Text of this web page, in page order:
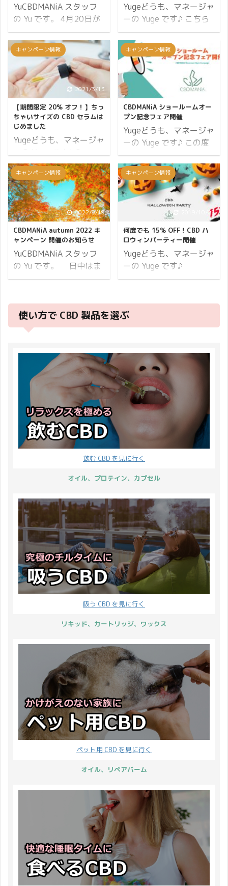
YuCBDMANiA スタッフ
の Yu です。 4月20日が
やってきました！ 420と
いうのは「マリファナ」
を指す言葉としてたびた
び使われますが、言葉の
正確な由来は不明です。
とはいえ、世界中で
National Weed Dayとし
て、麻のことをありがた
み、お祝いしながら皆で
麻と一緒に楽しむ1年に1
回のお祭りです♪ そこで
CBDMANiA でも
「HAPPY420 ~HEMPフ
ェス2022~」と銘打っ
て、採算度外視のキャン
ペーンを開催いたしま
す！ それでは詳細の説明
です。 開催期間 限定開
催 2022年4 ...
Yugeどうも、マネージャ
ーの Yuge です♪ こちら
はブラックフライデーの
特設ページになります。
メルマガや Twitter で発
信したイベント情報はこ
ちらでご確認ください。
ブラックフライデーとは
アメリカの祝日である感
謝祭（11月の第4木曜
日）の翌日金曜日のこ
と。アメリカの小売業界
で最大規模のセールとな
り、年末商戦の幕開けを
告げるイベント。多くの
企業や商店が大型商戦を
しかけ、黒字になるとい
う解釈からブラックフラ
イデー（Black Friday）
と呼ばれています。 対象
商品 CBDMANiA の全商
...
キャンペーン情報
2021/3/13
【期間限定 20% オフ！】ちっ
ちゃいサイズの CBD セラムは
じめました
Yugeどうも、マネージャ
からお試しサイズの CBD
セラム（肌用美容液）が
発売されました。 先日の
癒しフェアで女性からの
支持をもっとも集め、
Twitter でも話題になっ
た肌用 CBD コスメ大注
目の商品です。 期間限定
で何個でも 20% オフと
円での販売となります
が、本キャンペーンを利
用することで実質1,932
ます。 そういったわけ
で、この記事でお伝えし
たいことは下記 ...
キャンペーン情報
2019/10/10
CBDMANiA ショールームオー
プン記念フェア開催
Yugeどうも、マネージャ
ーの Yuge です♪ この度
CBDMANiA のショールー
ム完成に伴いまして、オ
ープン記念フェアを開催
いたします。 8% ポイン
トバック もれなく
organiCBD ノベルティ進
呈 最大4,000ポイント +
商品プレゼント 上記の通
りイベント盛りだくさん
の内容になっているので
お見逃しなく！ それでは
す。 イベント開催概要
開催期間 2019年10月7
日(月)11:00から10月15
催期間内での決済完了が
対象となります。 ※ ...
キャンペーン情報
2022/9/19
CBDMANiA autumn 2022 キ
ャンペーン 開催のお知らせ
YuCBDMANiA スタッフ
の Yu です。 日中はま
だまだ蒸し暑い日もあり
兆しが漂いますね。 季節
の移り変わり。皆様はい
かがお過ごしでしょう
快適に過ごすための準備
をお手伝いをさせてくだ
さい。 CBDMANiA
autumn 2022 キャンペ
ーン と銘打ちキャンペ
ーンを開催します。 ま
ず、開催期間からお伝え
していきます。 開催期間
43日間開催 2022年9月
19日(月)から2022年10
月31日(月)19:00まで。
が対象となり ...
キャンペーン情報
2019/10/25
何度でも 15% OFF！CBD ハ
ロウィンパーティー開催
Yugeどうも、マネージャ
ーの Yuge です♪
CBDMANiA では日頃のご
ハロウィンパーティー 」
と銘打ち、複数の特典が
受けられる特大キャンペ
キャンペーンの概要はこ
ちら↯ 9% ポイントバッ
ク 5～15% OFF クーポ
ン CBDfx の Tシャツ
CBD グミ 目玉となるの
が 15% OFF クーポンと
CBDfx の Tシャツです。
それでは CBD ハロウィ
ンパーティーの詳細をお
伝えしていきましょう。
開催概要 開催期間 2019
使い方で CBD 製品を選ぶ
飲む CBD を見に行く
オイル、プロテイン、カプセル
吸う CBD を見に行く
リキッド、カートリッジ、ワックス
ペット用 CBD を見に行く
オイル、リペアバーム